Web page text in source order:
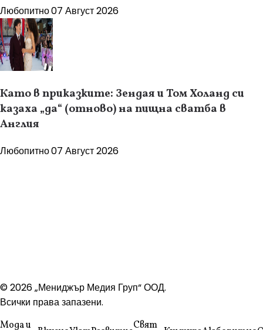
Любопитно07 Август 2026
Като в приказките: Зендая и Том Холанд си
казаха „да“ (отново) на пищна сватба в
Англия
Любопитно07 Август 2026
© 2026 „Мениджър Медия Груп“ ООД.
Всички права запазени.
Мода и
Свят